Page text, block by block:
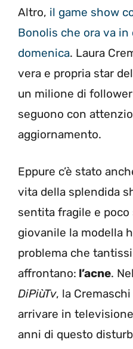
Altro, il game show
Bonolis che ora va in
domenica. Laura
vera e propria star
un milione di
seguono con
aggiornamento.
Eppure c’è stato
vita della splendida
sentita fragile e poco
giovanile la modella
problema che
affrontano: l’acne.
DiPiùTv, la
arrivare in
anni di questo